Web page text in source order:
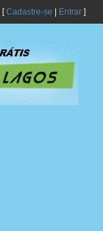
[Cadastre-se Entrar]